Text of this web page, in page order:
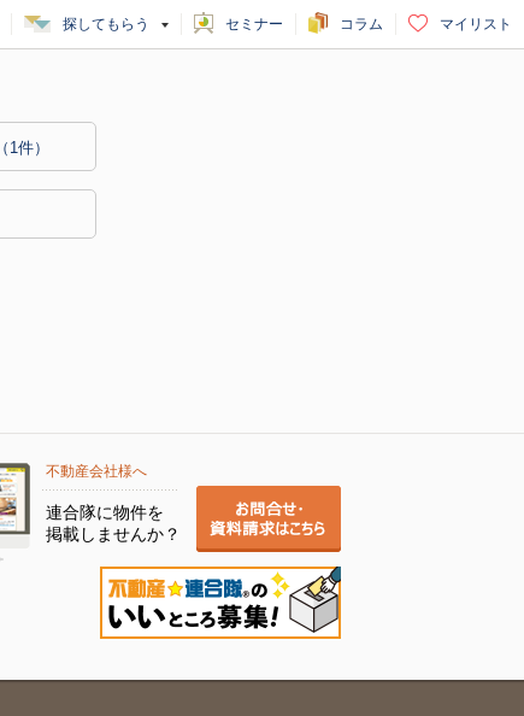
探してもらう セミナー コラム マイリスト
（1件）
不動産会社様へ
連合隊に物件を
掲載しませんか？